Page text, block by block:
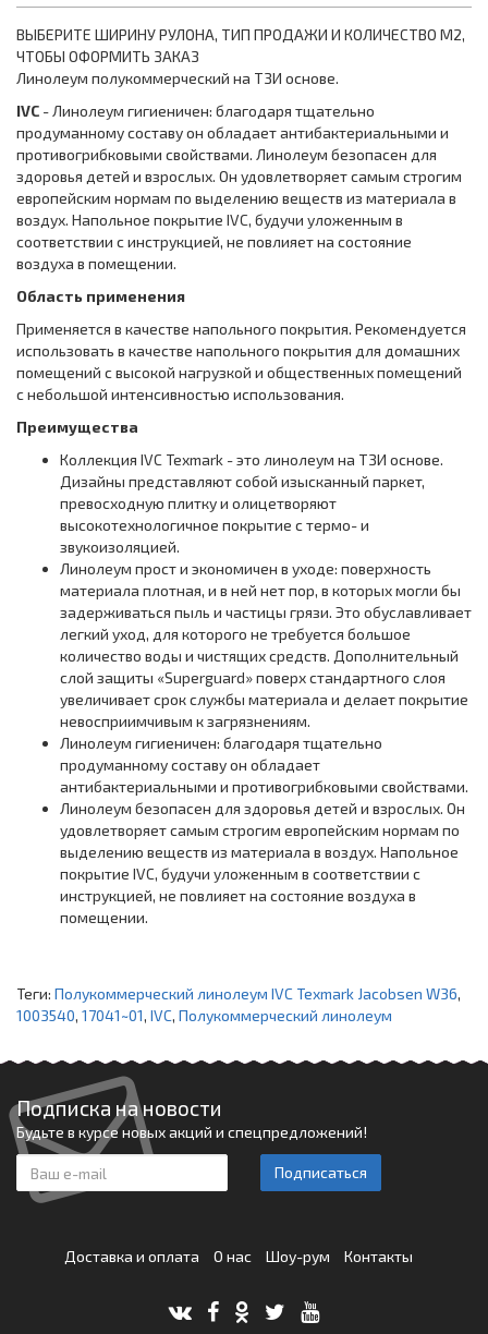
ВЫБЕРИТЕ ШИРИНУ РУЛОНА, ТИП ПРОДАЖИ И КОЛИЧЕСТВО М2,
ЧТОБЫ ОФОРМИТЬ ЗАКАЗ
Линолеум полукоммерческий на ТЗИ основе.
IVC - Линолеум гигиеничен: благодаря тщательно
продуманному составу он обладает антибактериальными и
противогрибковыми свойствами. Линолеум безопасен для
здоровья детей и взрослых. Он удовлетворяет самым строгим
европейским нормам по выделению веществ из материала в
воздух. Напольное покрытие IVC, будучи уложенным в
соответствии с инструкцией, не повлияет на состояние
воздуха в помещении.
Область применения
Применяется в качестве напольного покрытия. Рекомендуется
использовать в качестве напольного покрытия для домашних
помещений с высокой нагрузкой и общественных помещений
с небольшой интенсивностью использования.
Преимущества
Коллекция IVC Texmark - это линолеум на ТЗИ основе.
Дизайны представляют собой изысканный паркет,
превосходную плитку и олицетворяют
высокотехнологичное покрытие с термо- и
звукоизоляцией.
Линолеум прост и экономичен в уходе: поверхность
материала плотная, и в ней нет пор, в которых могли бы
задерживаться пыль и частицы грязи. Это обуславливает
легкий уход, для которого не требуется большое
количество воды и чистящих средств. Дополнительный
слой защиты «Superguard» поверх стандартного слоя
увеличивает срок службы материала и делает покрытие
невосприимчивым к загрязнениям.
Линолеум гигиеничен: благодаря тщательно
продуманному составу он обладает
антибактериальными и противогрибковыми свойствами.
Линолеум безопасен для здоровья детей и взрослых. Он
удовлетворяет самым строгим европейским нормам по
выделению веществ из материала в воздух. Напольное
покрытие IVC, будучи уложенным в соответствии с
инструкцией, не повлияет на состояние воздуха в
помещении.
Теги: Полукоммерческий линолеум IVC Texmark Jacobsen W36,
1003540, 17041~01, IVC, Полукоммерческий линолеум
Подписка на новости
Будьте в курсе новых акций и спецпредложений!
Подписаться
Доставка и оплата О нас Шоу-рум Контакты